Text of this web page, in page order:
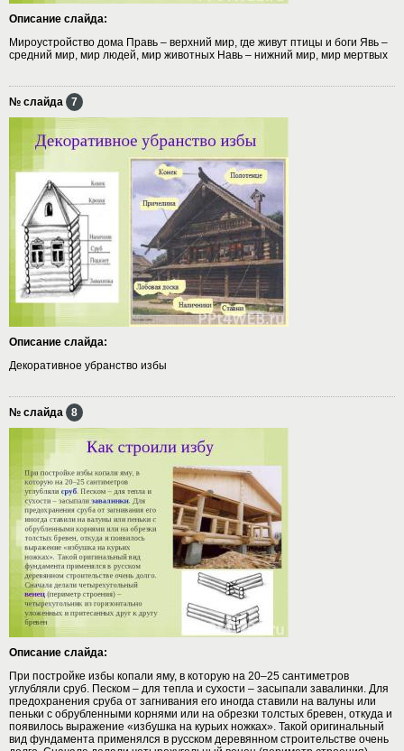
Описание слайда:
Мироустройство дома Правь – верхний мир, где живут птицы и боги Явь –
средний мир, мир людей, мир животных Навь – нижний мир, мир мертвых
№ слайда 7
Описание слайда:
Декоративное убранство избы
№ слайда 8
Описание слайда:
При постройке избы копали яму, в которую на 20–25 сантиметров
углубляли сруб. Песком – для тепла и сухости – засыпали завалинки. Для
предохранения сруба от загнивания его иногда ставили на валуны или
пеньки с обрубленными корнями или на обрезки толстых бревен, откуда и
появилось выражение «избушка на курьих ножках». Такой оригинальный
вид фундамента применялся в русском деревянном строительстве очень